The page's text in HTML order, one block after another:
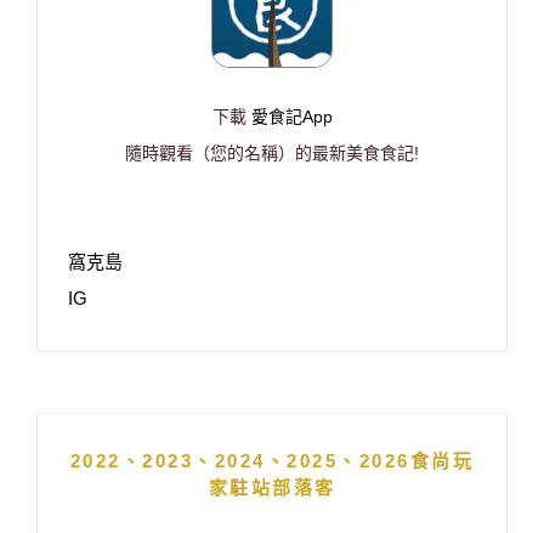
下載 愛食記App
隨時觀看（您的名稱）的最新美食食記!
窩克島
IG
2022、2023、2024、2025、2026食尚玩
家駐站部落客